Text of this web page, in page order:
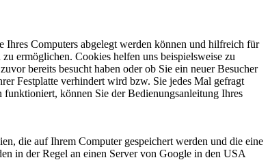
Computers abgelegt werden können und hilfreich für
ermöglichen. Cookies helfen uns beispielsweise zu
bereits besucht haben oder ob Sie ein neuer Besucher
Festplatte verhindert wird bzw. Sie jedes Mal gefragt
können Sie der Bedienungsanleitung Ihres
die auf Ihrem Computer gespeichert werden und die eine
in der Regel an einen Server von Google in den USA